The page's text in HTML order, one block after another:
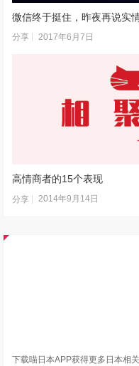
微信终于挺住，昨夜再说实
分享 2017年6月7日
高情商者的15个表现
分享 2014年9月14日
下载喵日本APP获得更多日本相